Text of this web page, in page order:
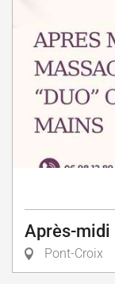
Après-midi
Pont-Croix